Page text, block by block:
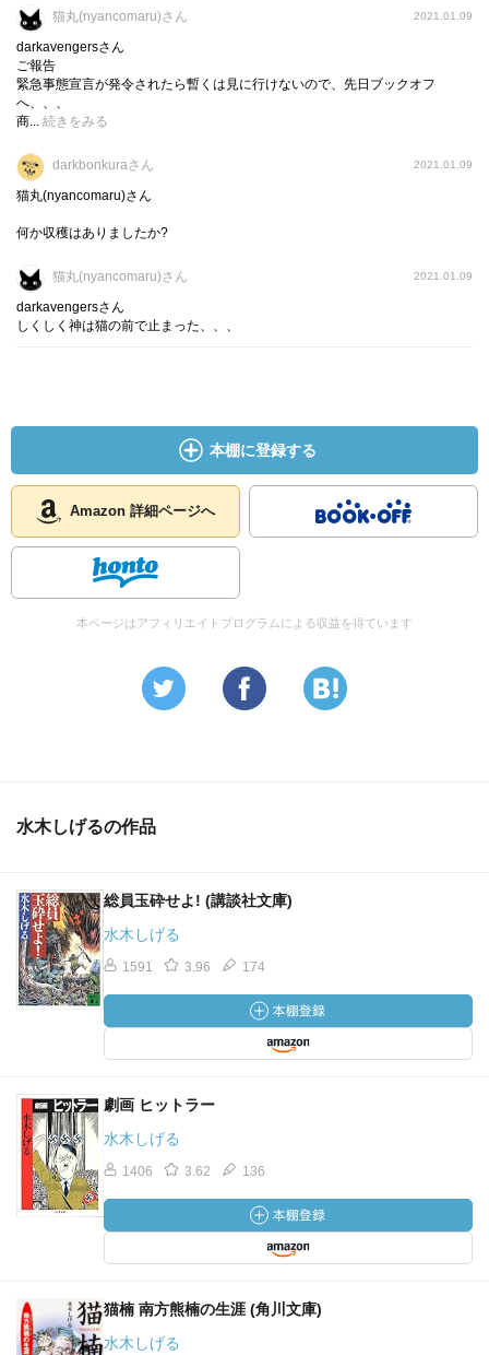
猫丸(nyancomaru)さん 2021.01.09
darkavengersさん
ご報告
緊急事態宣言が発令されたら暫くは見に行けないので、先日ブックオフ
へ、、、
商... 続きをみる
darkbonkuraさん 2021.01.09
猫丸(nyancomaru)さん
何か収穫はありましたか?
猫丸(nyancomaru)さん 2021.01.09
darkavengersさん
しくしく神は猫の前で止まった、、、
本棚に登録する
Amazon 詳細ページへ
本ページはアフィリエイトプログラムによる収益を得ています
水木しげるの作品
総員玉砕せよ! (講談社文庫)
水木しげる
1591 3.96 174
劇画 ヒットラー
水木しげる
1406 3.62 136
猫楠 南方熊楠の生涯 (角川文庫)
水木しげる